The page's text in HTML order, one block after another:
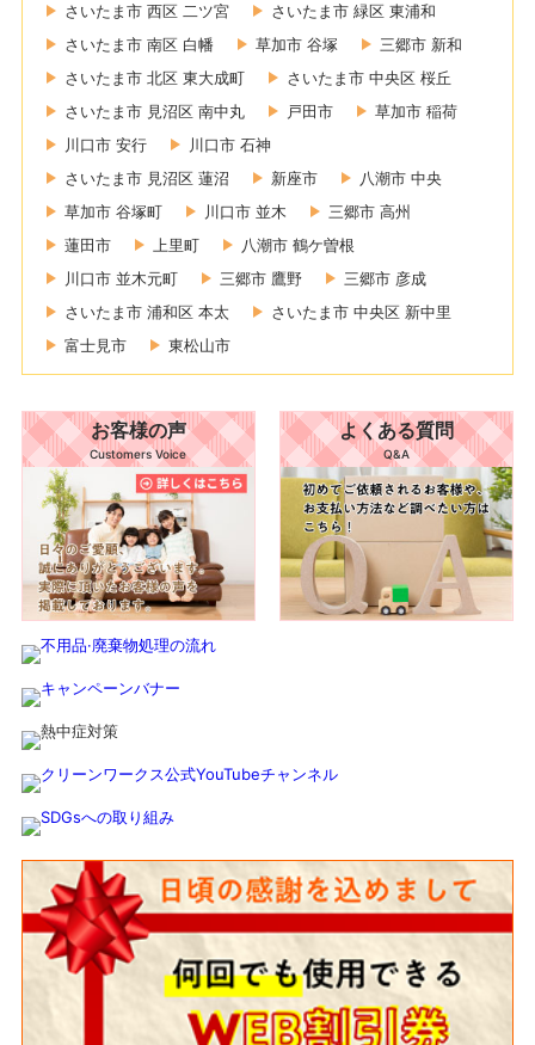
さいたま市 西区 二ツ宮
さいたま市 緑区 東浦和
さいたま市 南区 白幡
草加市 谷塚
三郷市 新和
さいたま市 北区 東大成町
さいたま市 中央区 桜丘
さいたま市 見沼区 南中丸
戸田市
草加市 稲荷
川口市 安行
川口市 石神
さいたま市 見沼区 蓮沼
新座市
八潮市 中央
草加市 谷塚町
川口市 並木
三郷市 高州
蓮田市
上里町
八潮市 鶴ケ曽根
川口市 並木元町
三郷市 鷹野
三郷市 彦成
さいたま市 浦和区 本太
さいたま市 中央区 新中里
富士見市
東松山市
お客様の声
Customers Voice
よくある質問
Q&A